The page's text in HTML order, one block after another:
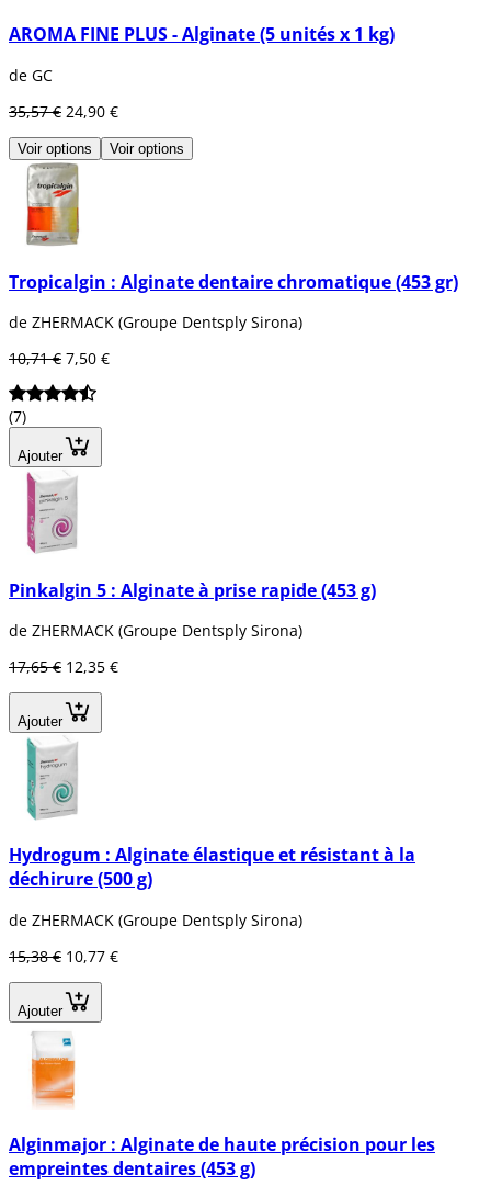
AROMA FINE PLUS - Alginate (5 unités x 1 kg)
de GC
35,57 € 24,90 €
Voir options Voir options
Tropicalgin : Alginate dentaire chromatique (453 gr)
de ZHERMACK (Groupe Dentsply Sirona)
10,71 € 7,50 €
(7)
Ajouter
Pinkalgin 5 : Alginate à prise rapide (453 g)
de ZHERMACK (Groupe Dentsply Sirona)
17,65 € 12,35 €
Ajouter
Hydrogum : Alginate élastique et résistant à la
déchirure (500 g)
de ZHERMACK (Groupe Dentsply Sirona)
15,38 € 10,77 €
Ajouter
Alginmajor : Alginate de haute précision pour les
empreintes dentaires (453 g)